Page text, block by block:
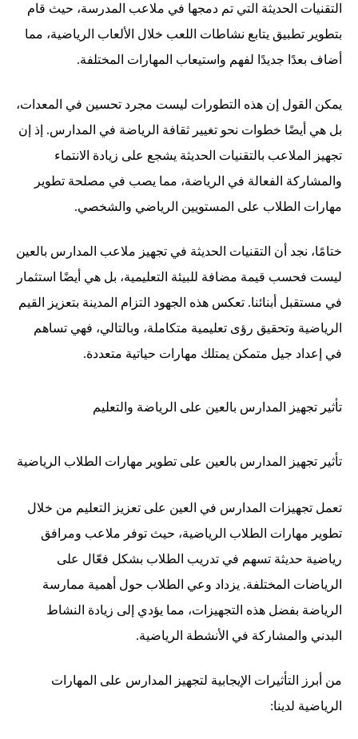
التقنيات الحديثة التي تم دمجها في ملاعب المدرسة، حيث قام
بتطوير تطبيق يتابع نشاطات اللعب خلال الألعاب الرياضية، مما
أضاف بعدًا جديدًا لفهم واستيعاب المهارات المختلفة.
يمكن القول إن هذه التطورات ليست مجرد تحسين في المعدات،
بل هي أيضًا خطوات نحو تغيير ثقافة الرياضة في المدارس. إذ إن
تجهيز الملاعب بالتقنيات الحديثة يشجع على زيادة الانتماء
والمشاركة الفعالة في الرياضة، مما يصب في مصلحة تطوير
مهارات الطلاب على المستويين الرياضي والشخصي.
ختامًا، نجد أن التقنيات الحديثة في تجهيز ملاعب المدارس بالعين
ليست فحسب قيمة مضافة للبيئة التعليمية، بل هي أيضًا استثمار
في مستقبل أبنائنا. تعكس هذه الجهود التزام المدينة بتعزيز القيم
الرياضية وتحقيق رؤى تعليمية متكاملة، وبالتالي، فهي تساهم
في إعداد جيل متمكن يمتلك مهارات حياتية متعددة.
تأثير تجهيز المدارس بالعين على الرياضة والتعليم
تأثير تجهيز المدارس بالعين على تطوير مهارات الطلاب الرياضية
تعمل تجهيزات المدارس في العين على تعزيز التعليم من خلال
تطوير مهارات الطلاب الرياضية، حيث توفر ملاعب ومرافق
رياضية حديثة تسهم في تدريب الطلاب بشكل فعّال على
الرياضات المختلفة. يزداد وعي الطلاب حول أهمية ممارسة
الرياضة بفضل هذه التجهيزات، مما يؤدي إلى زيادة النشاط
البدني والمشاركة في الأنشطة الرياضية.
من أبرز التأثيرات الإيجابية لتجهيز المدارس على المهارات
الرياضية لدينا: